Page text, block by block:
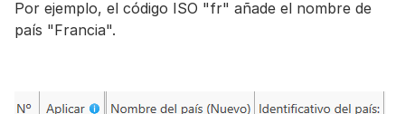
Por ejemplo, el código ISO "fr" añade el nombre de
país "Francia".